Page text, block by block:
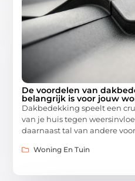
De voordelen van
belangrijk is voor jouw
Dakbedekking speelt een
van je huis tegen
daarnaast tal van andere
Woning En Tuin